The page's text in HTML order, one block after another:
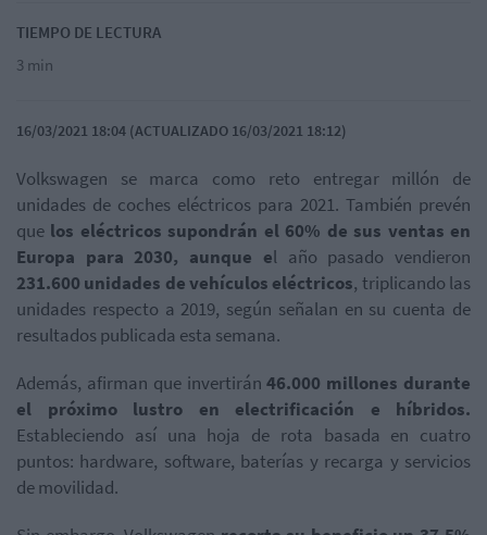
TIEMPO DE LECTURA
3 min
16/03/2021 18:04 (ACTUALIZADO 16/03/2021 18:12)
Volkswagen se marca como reto entregar millón de
unidades de coches eléctricos para 2021. También prevén
que los eléctricos supondrán el 60% de sus ventas en
Europa para 2030, aunque el año pasado vendieron
231.600 unidades de vehículos eléctricos, triplicando las
unidades respecto a 2019, según señalan en su cuenta de
resultados publicada esta semana.
Además, afirman que invertirán46.000 millones durante
el próximo lustro en electrificación e híbridos.
Estableciendo así una hoja de rota basada en cuatro
puntos: hardware, software, baterías y recarga y servicios
de movilidad.